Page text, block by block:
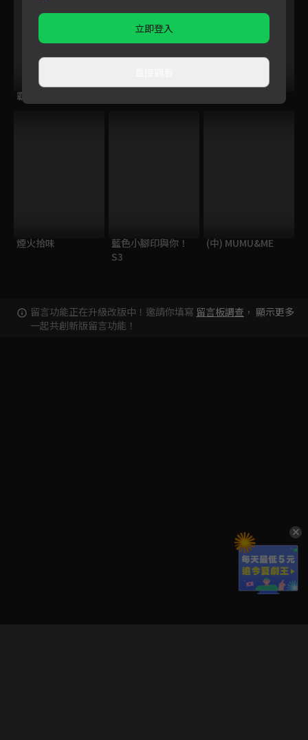
霸王龍雷奇 第二季
煙火拾味
藍色小腳印與你！
S3
(中) MUMU&ME
留言功能正在升級改版中！邀請你填寫 留言板調查 ，
一起共創新版留言功能！
顯示更多
立即登入